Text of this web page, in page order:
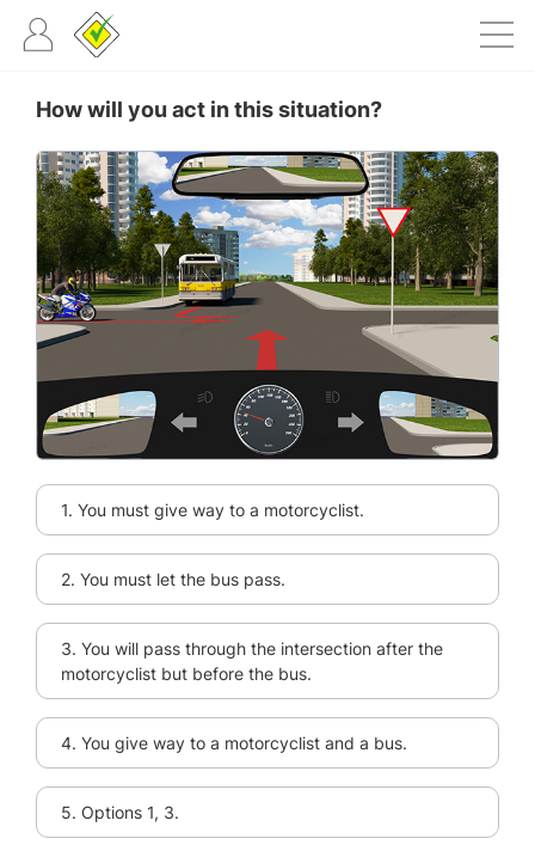
How will you act in this situation?
1. You must give way to a motorcyclist.
2. You must let the bus pass.
3. You will pass through the intersection after the
motorcyclist but before the bus.
4. You give way to a motorcyclist and a bus.
5. Options 1, 3.